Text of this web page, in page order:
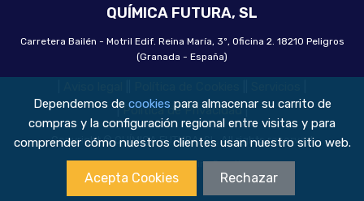
QUÍMICA FUTURA, SL
Carretera Bailén - Motril Edif. Reina María, 3º, Oficina 2. 18210 Peligros
(Granada - España)
|Política de Privacidad|
Copyright © QUÍMICA FUTURA, SL. All rights reserved
Made with❤byAmira Creativos
Dependemos de cookies para almacenar su carrito de
compras y la configuración regional entre visitas y para
comprender cómo nuestros clientes usan nuestro sitio web.
Acepta Cookies Rechazar